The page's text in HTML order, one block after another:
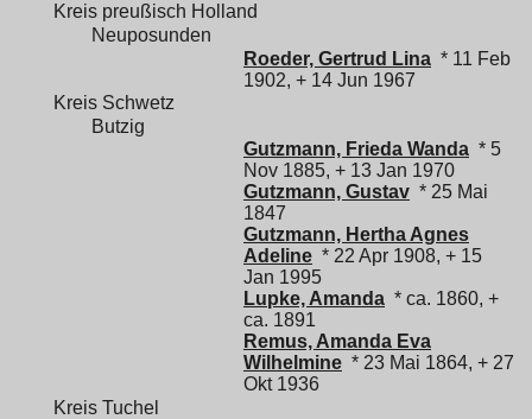
Kreis preußisch Holland
Neuposunden
Roeder, Gertrud Lina * 11 Feb
1902, + 14 Jun 1967
Kreis Schwetz
Butzig
Gutzmann, Frieda Wanda * 5
Nov 1885, + 13 Jan 1970
Gutzmann, Gustav * 25 Mai
1847
Gutzmann, Hertha Agnes
Adeline * 22 Apr 1908, + 15
Jan 1995
Lupke, Amanda * ca. 1860, +
ca. 1891
Remus, Amanda Eva
Wilhelmine * 23 Mai 1864, + 27
Okt 1936
Kreis Tuchel